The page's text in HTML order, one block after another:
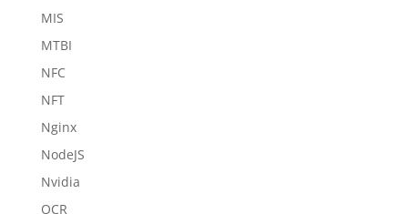
MIS
MTBI
NFC
NFT
Nginx
NodeJS
Nvidia
OCR